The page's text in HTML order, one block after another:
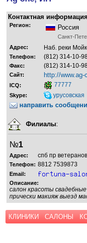
Контактная информация
Регион: Россия
Санкт-
Адрес:
Наб. реки
Телефон: (812) 314-10-
Факс: (812) 314-10-
Сайт: http://www.ag-
ICQ: 77777
Skype: урусовская
направить
Филиалы:
№1
Адрес: спб пр
Телефон: 8812 7539873
Email:
Описание:
салон красоты
прически макияж выезд
КЛИНИКИ САЛОНЫ